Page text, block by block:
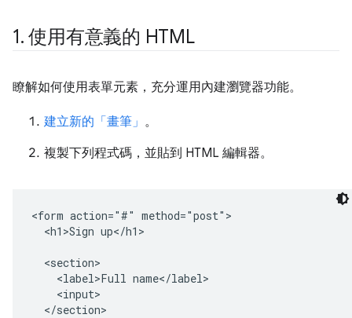
1. 使用有意義的 HTML
瞭解如何使用表單元素，充分運用內建瀏覽器功能。
建立新的「畫筆」 。
複製下列程式碼，並貼到 HTML 編輯器。
<form action="#" method="post">
  <h1>Sign up</h1>
  <section>
    <label>Full name</label>
    <input>
  </section>